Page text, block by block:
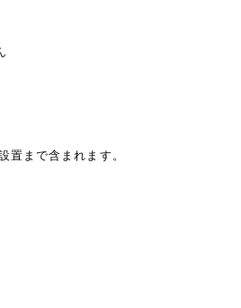
置まで含まれます。